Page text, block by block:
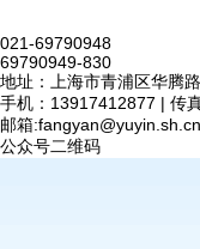
021-69790948
69790949-830
地址：上海市青浦区华腾
手机：13917412877 | 传
邮箱:fangyan@yuyin.sh.cn
公众号二维码